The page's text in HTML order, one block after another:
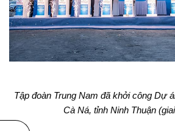
Tập đoàn Trung Nam đã khởi công Dự
Cà Ná, tỉnh Ninh Thuận